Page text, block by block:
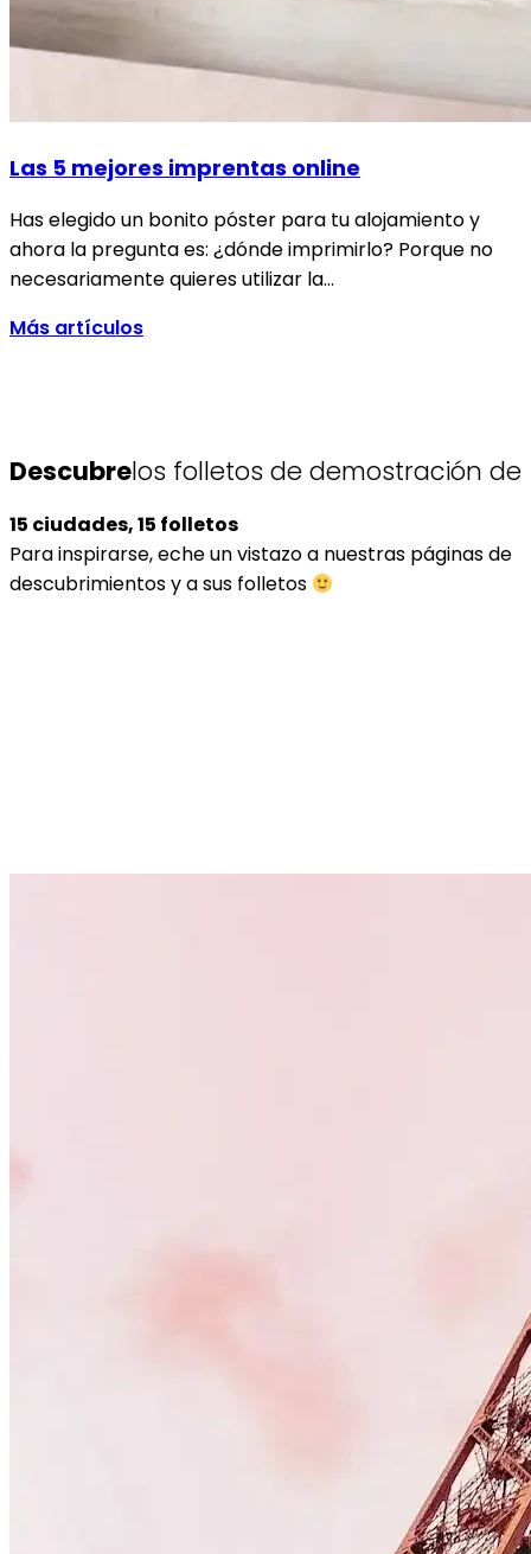
Las 5 mejores imprentas online
Has elegido un bonito póster para tu alojamiento y
ahora la pregunta es: ¿dónde imprimirlo? Porque no
necesariamente quieres utilizar la…
Más artículos
Descubrelos folletos de demostración de
15 ciudades, 15 folletos
Para inspirarse, eche un vistazo a nuestras páginas de
descubrimientos y a sus folletos